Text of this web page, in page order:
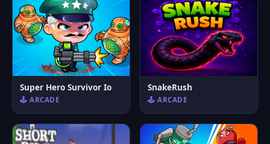
Super Hero Survivor Io
🕹️ ARCADE
SnakeRush
🕹️ ARCADE